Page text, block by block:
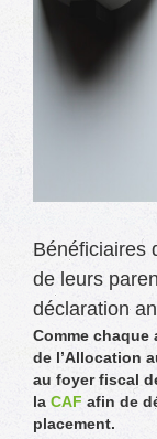
Bénéficiaires
de leurs
déclaration
Comme chaque
de l’Allocation
au foyer fiscal
la CAF afin de
placement.